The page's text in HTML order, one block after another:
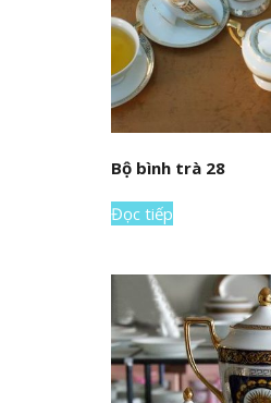
Bộ bình trà 28
Đọc tiếp